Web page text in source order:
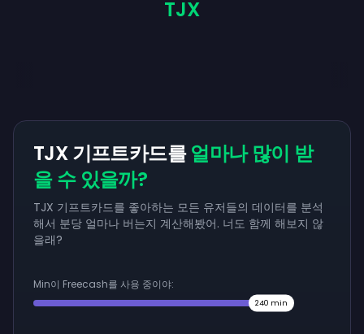
TJX
TJX 기프트카드를얼마나 많이 받
을 수 있을까?
TJX 기프트카드를 좋아하는 모든 유저들의 데이터를 분석
해서 분당 얼마나 버는지 계산해봤어. 너도 함께 해보지 않
을래?
Min이 Freecash를 사용 중이야:
240 min